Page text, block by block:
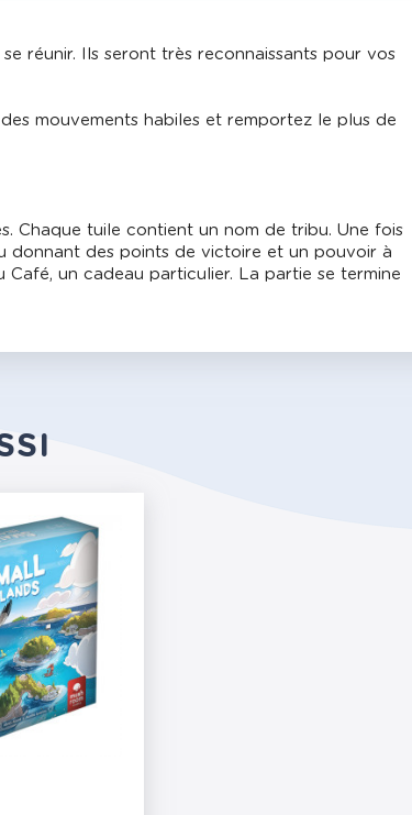
réunir. Ils seront très reconnaissants pour vos
mouvements habiles et remportez le plus de
Chaque tuile contient un nom de tribu. Une fois
donnant des points de victoire et un pouvoir à
un cadeau particulier. La partie se termine